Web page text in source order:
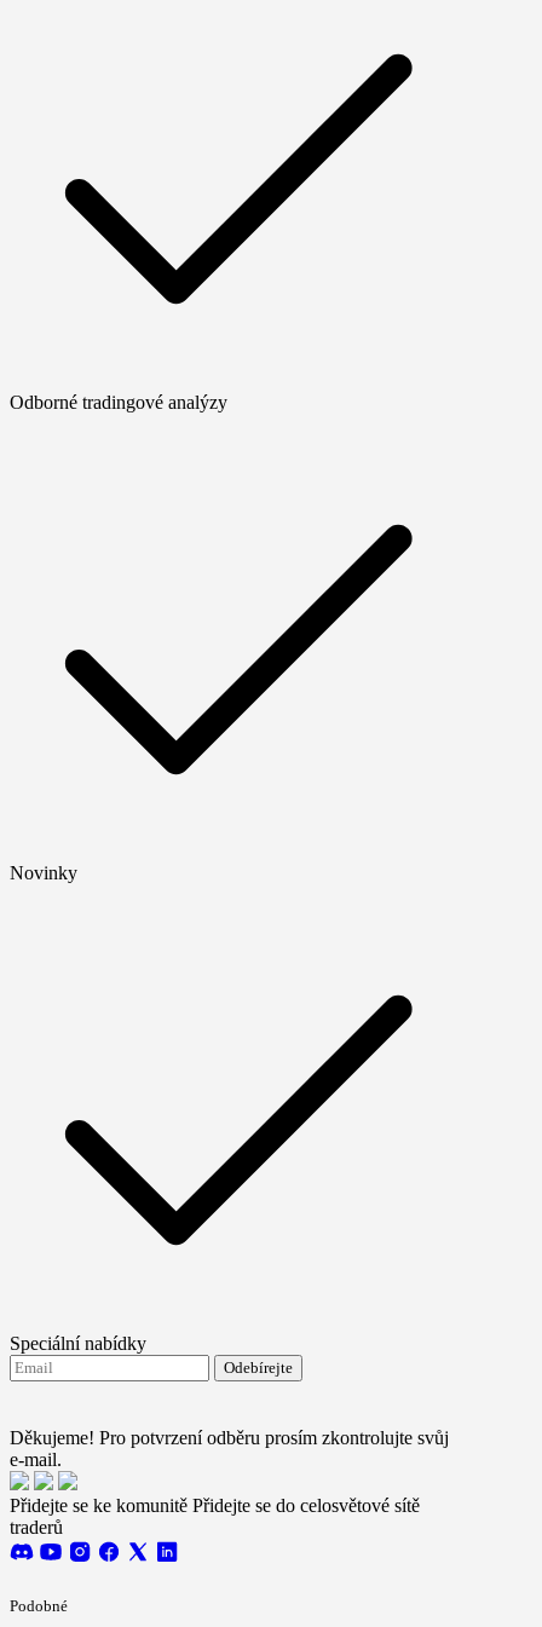
Odborné tradingové analýzy
Novinky
Speciální nabídky
Odebírejte
Děkujeme! Pro potvrzení odběru prosím zkontrolujte svůj
e-mail.
Přidejte se ke komunitě Přidejte se do celosvětové sítě
traderů
Podobné